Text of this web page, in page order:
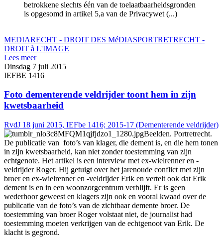
betrokkene slechts één van de toelaatbaarheidsgronden
is opgesomd in artikel 5,a van de Privacywet (...)
MEDIARECHT - DROIT DES MéDIASPORTRETRECHT -
DROIT à L'IMAGE
Lees meer
Dinsdag 7 juli 2015
IEFBE 1416
Foto dementerende veldrijder toont hem in zijn
kwetsbaarheid
RvdJ 18 juni 2015, IEFbe 1416; 2015-17 (Dementerende veldrijder)
Beelden. Portretrecht.
De publicatie van foto’s van klager, die dement is, en die hem tonen
in zijn kwetsbaarheid, kan niet zonder toestemming van zijn
echtgenote. Het artikel is een interview met ex-wielrenner en -
veldrijder Roger. Hij getuigt over het jarenoude conflict met zijn
broer en ex-wielrenner en -veldrijder Erik en vertelt ook dat Erik
dement is en in een woonzorgcentrum verblijft. Er is geen
wederhoor geweest en klagers zijn ook en vooral kwaad over de
publicatie van de foto’s van de zichtbaar demente broer. De
toestemming van broer Roger volstaat niet, de journalist had
toestemming moeten verkrijgen van de echtgenoot van Erik. De
klacht is gegrond.